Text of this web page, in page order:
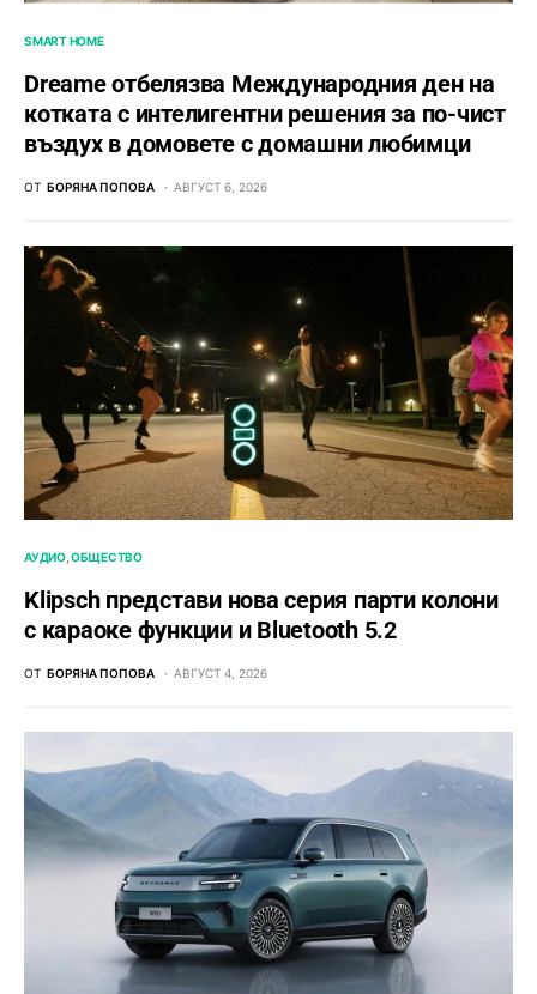
SMART HOME
Dreame отбелязва Международния ден на
котката с интелигентни решения за по-чист
въздух в домовете с домашни любимци
ОТ БОРЯНА ПОПОВА АВГУСТ 6, 2026
АУДИО ОБЩЕСТВО
Klipsch представи нова серия парти колони
с караоке функции и Bluetooth 5.2
ОТ БОРЯНА ПОПОВА АВГУСТ 4, 2026